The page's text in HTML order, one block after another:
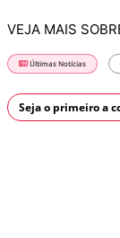
VEJA MAIS
Últimas Notícias
Seja o primeiro a